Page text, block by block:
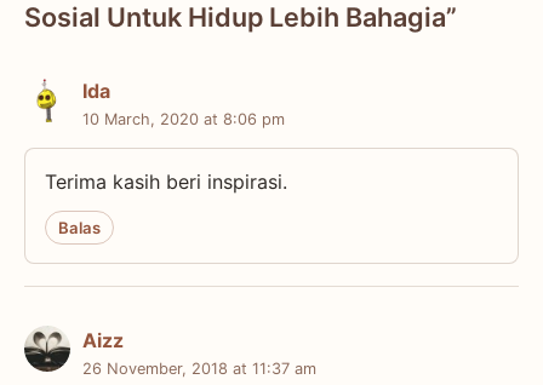
Sosial Untuk Hidup Lebih Bahagia”
Ida
10 March, 2020 at 8:06 pm
Terima kasih beri inspirasi.
Balas
Aizz
26 November, 2018 at 11:37 am